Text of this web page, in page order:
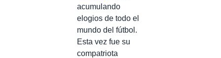
acumulando
elogios de todo el
mundo del fútbol.
Esta vez fue su
compatriota